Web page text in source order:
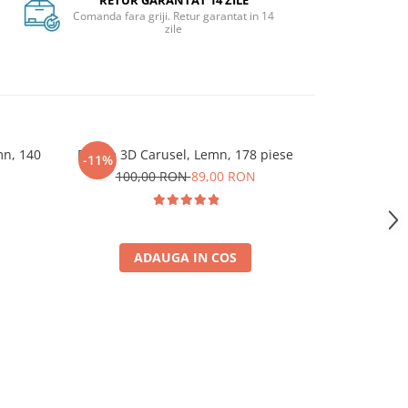
Comanda fara griji. Retur garantat in 14
zile
140 -11%
Puzzle 3D Carusel, Lemn, 178 piese
100,00 RON89,00 RON
ADAUGA IN COS